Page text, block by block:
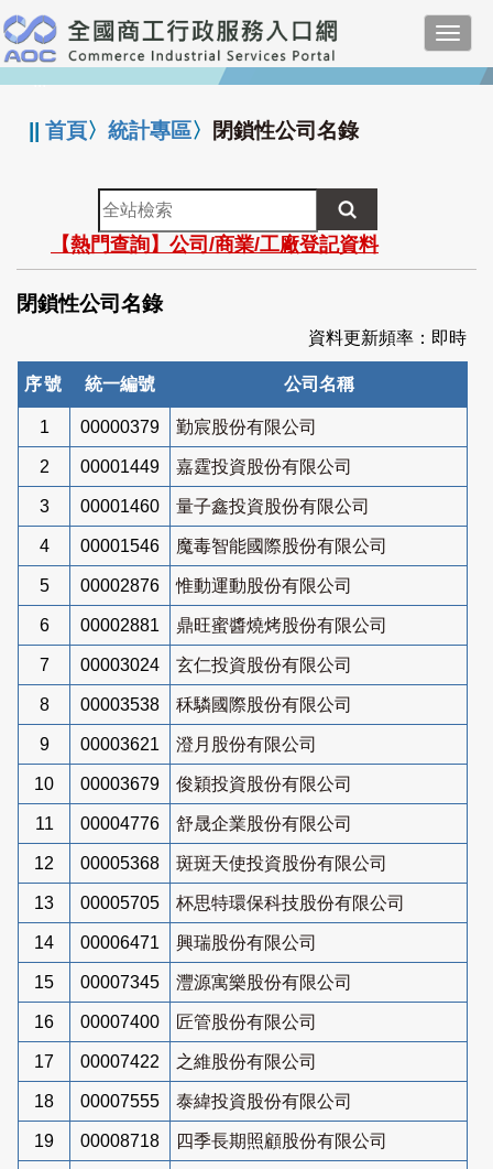
跳
到
主
要
:::
||首頁〉統計專區〉 閉鎖性公司名錄
全
站
檢
索
【熱門查詢】公司/商業/工廠登記資料
閉鎖性公司名錄
資料更新頻率：即時
序號 統一編號 公司名稱
1 00000379 勤宸股份有限公司
2 00001449 嘉霆投資股份有限公司
3 00001460 量子鑫投資股份有限公司
4 00001546 魔毒智能國際股份有限公司
5 00002876 惟動運動股份有限公司
6 00002881 鼎旺蜜醬燒烤股份有限公司
7 00003024 玄仁投資股份有限公司
8 00003538 秝驎國際股份有限公司
9 00003621 澄月股份有限公司
10 00003679 俊穎投資股份有限公司
11 00004776 舒晟企業股份有限公司
12 00005368 斑斑天使投資股份有限公司
13 00005705 杯思特環保科技股份有限公司
14 00006471 興瑞股份有限公司
15 00007345 灃源寓樂股份有限公司
16 00007400 匠管股份有限公司
17 00007422 之維股份有限公司
18 00007555 泰緯投資股份有限公司
19 00008718 四季長期照顧股份有限公司